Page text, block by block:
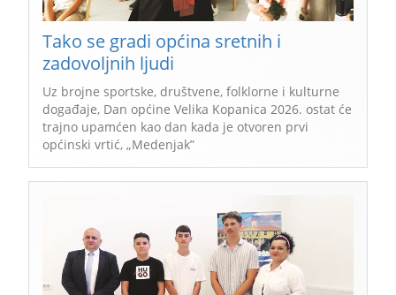
Tako se gradi općina sretnih i
zadovoljnih ljudi
Uz brojne sportske, društvene, folklorne i kulturne
događaje, Dan općine Velika Kopanica 2026. ostat će
trajno upamćen kao dan kada je otvoren prvi
općinski vrtić, „Medenjak”